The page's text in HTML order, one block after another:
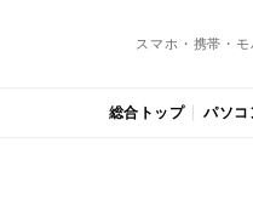
スマホ・携帯・
総合トップ パソコ